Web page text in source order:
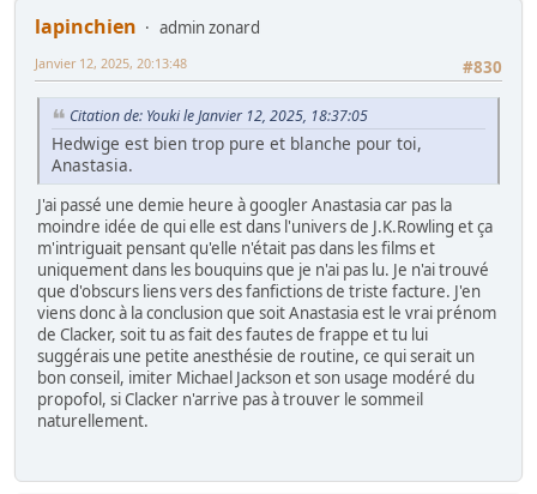
lapinchien
admin zonard
#830
Janvier 12, 2025, 20:13:48
Citation de: Youki le Janvier 12, 2025, 18:37:05
Hedwige est bien trop pure et blanche pour toi,
Anastasia.
J'ai passé une demie heure à googler Anastasia car pas la
moindre idée de qui elle est dans l'univers de J.K.Rowling et ça
m'intriguait pensant qu'elle n'était pas dans les films et
uniquement dans les bouquins que je n'ai pas lu. Je n'ai trouvé
que d'obscurs liens vers des fanfictions de triste facture. J'en
viens donc à la conclusion que soit Anastasia est le vrai prénom
de Clacker, soit tu as fait des fautes de frappe et tu lui
suggérais une petite anesthésie de routine, ce qui serait un
bon conseil, imiter Michael Jackson et son usage modéré du
propofol, si Clacker n'arrive pas à trouver le sommeil
naturellement.